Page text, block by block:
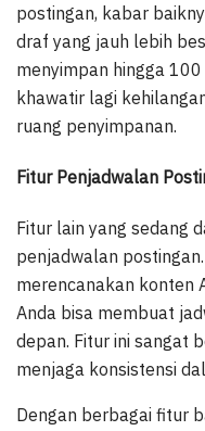
postingan, kabar
draf yang jauh lebih
menyimpan hingga
khawatir lagi
ruang penyimpanan.
Fitur Penjadwalan
Fitur lain yang sedang
penjadwalan
merencanakan konten
Anda bisa membuat
depan. Fitur ini sangat
menjaga konsistensi
Dengan berbagai fitur